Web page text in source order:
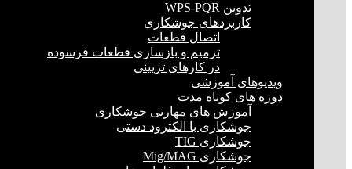
تدوین WPS-PQR
کاربردهای جوشکاری
اتصال قطعات
ترمیم و بازسازی قطعات فرسوده
در کارهای تزیینی
ویدیوهای آموزشی
دوره های کوتاه مدت
آموزش های مهارتی جوشکاری
جوشکاری با الکترود دستی
جوشکاری TIG
جوشکاری Mig/MAG